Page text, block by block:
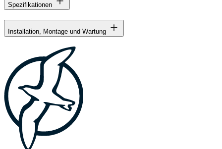
Spezifikationen
Installation, Montage und Wartung